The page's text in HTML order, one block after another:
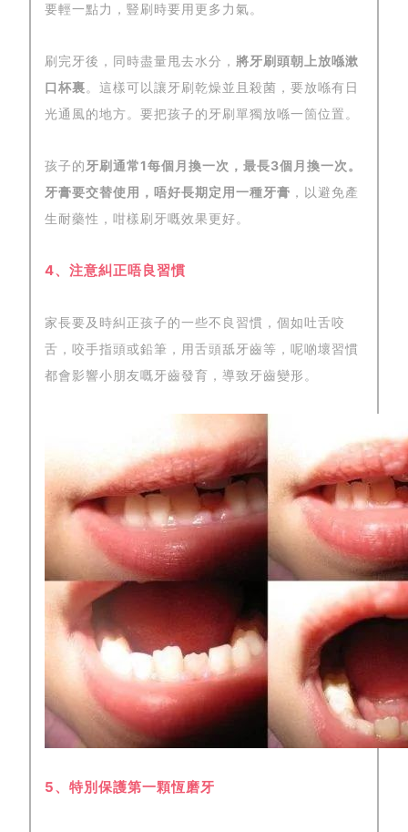
要輕一點力，豎刷時要用更多力氣。
刷完牙後，同時盡量甩去水分，將牙刷頭朝上放喺漱
口杯裏。這樣可以讓牙刷乾燥並且殺菌，要放喺有日
光通風的地方。要把孩子的牙刷單獨放喺一箇位置。
孩子的牙刷通常1每個月換一次，最長3個月換一次。
牙膏要交替使用，唔好長期定用一種牙膏 ，以避免產
生耐藥性，咁樣刷牙嘅效果更好。
4、注意糾正唔良習慣
家長要及時糾正孩子的一些不良習慣，個如吐舌咬
舌，咬手指頭或鉛筆，用舌頭舐牙齒等，呢啲壞習慣
都會影響小朋友嘅牙齒發育，導致牙齒變形。
5、特別保護第一顆恆磨牙